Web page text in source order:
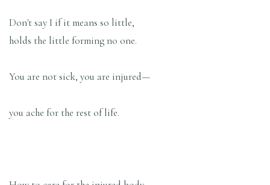
Don't say I if it means so little,
holds the little forming no one.
You are not sick, you are injured—
you ache for the rest of life.